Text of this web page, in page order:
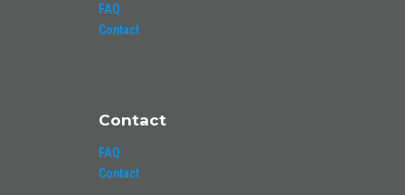
FAQ
Contact
Contact
FAQ
Contact